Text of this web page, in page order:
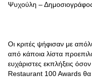
Ψυχούλη –
Οι κριτές ψήφισαν με
από κάποια λίστα
ευχάριστες εκπλήξεις
Restaurant 100 Awards θα